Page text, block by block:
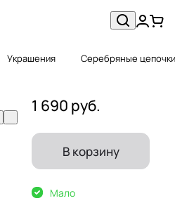
Украшения Серебряные цепочки
1 690 руб.
В корзину
Мало